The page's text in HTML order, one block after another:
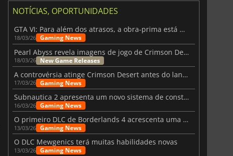
NOTÍCIAS, OPORTUNIDADES
GTA VI: Para além dos atrasos, a obra-prima está quase a chegar
18/03/26 Gaming News
Pearl Abyss revela imagens de jogo de Crimson Desert para a PS5
18/03/26 New Game Releases
A controvérsia atinge Crimson Desert antes do lançamento
17/03/26 Gaming News
Subnautica 2 apresenta um novo sistema de construção de bases
16/03/26 Gaming News
O primeiro DLC de Borderlands 4 acrescenta uma nova personagem e muito mais
13/03/26 Gaming News
O DLC Mewgenics terá muitas habilidades novas
13/03/26 Gaming News